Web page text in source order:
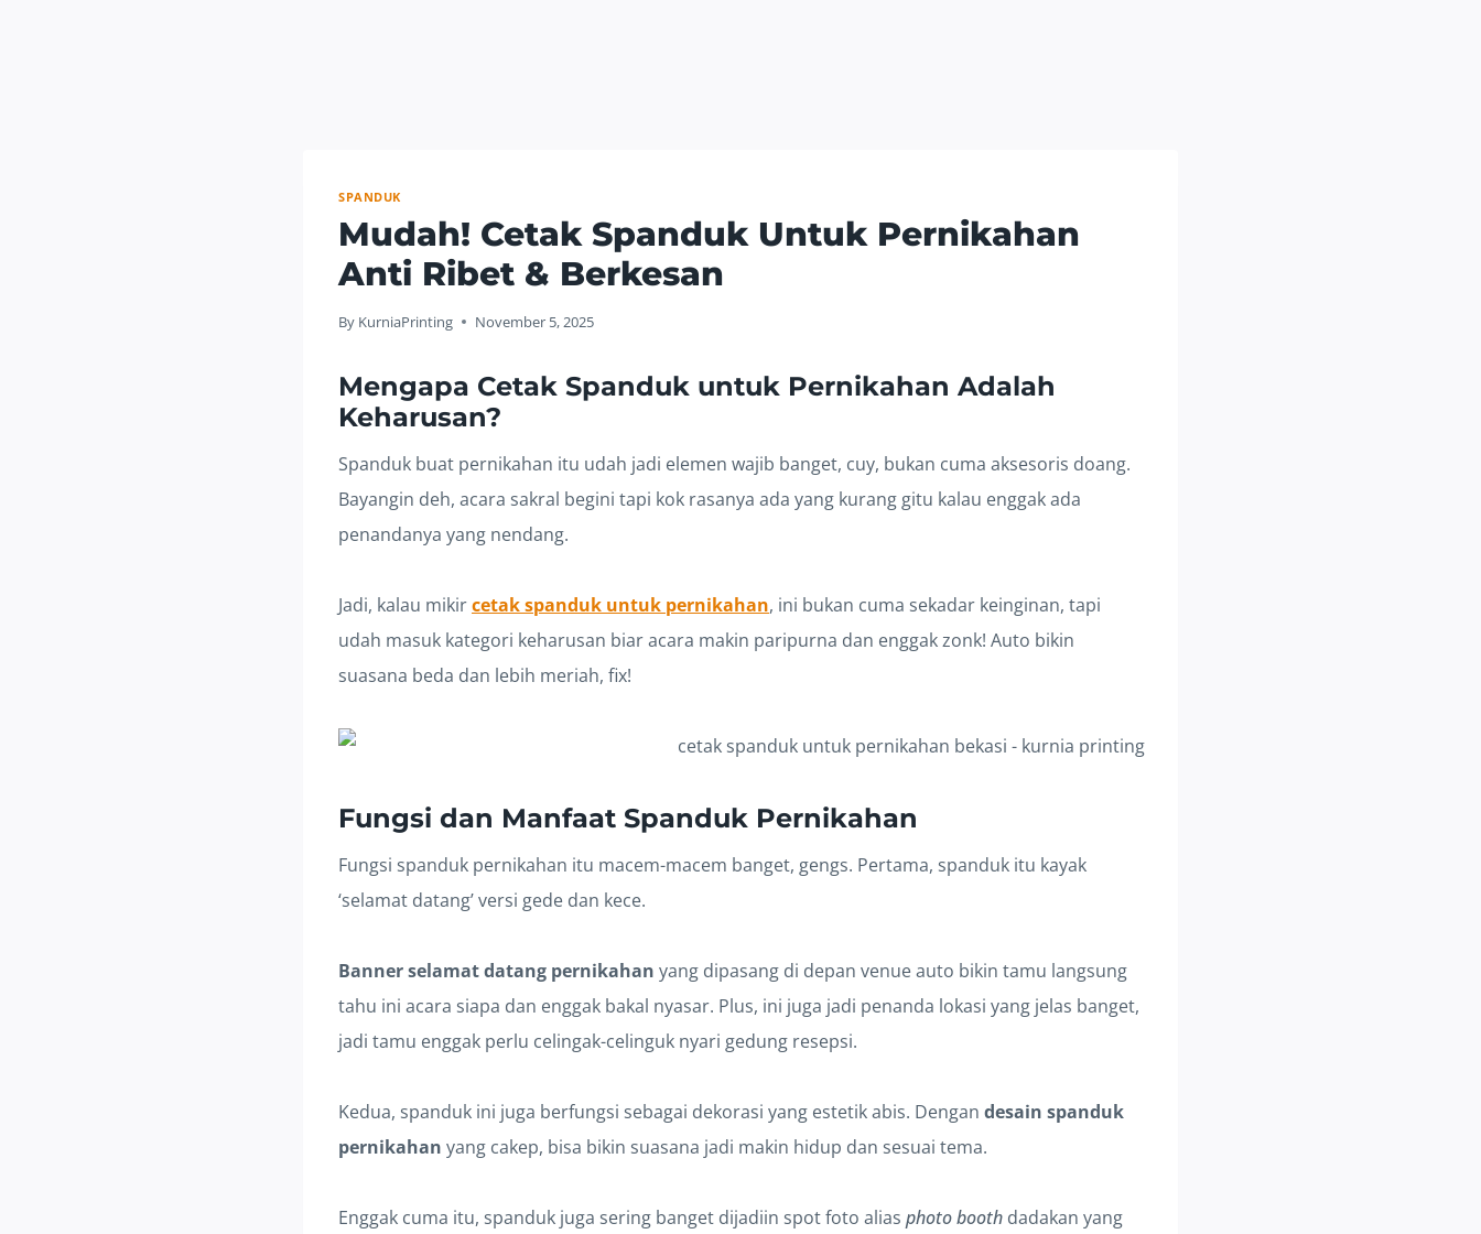
SPANDUK
Mudah! Cetak Spanduk Untuk Pernikahan
Anti Ribet & Berkesan
By KurniaPrinting November 5, 2025
Mengapa Cetak Spanduk untuk Pernikahan Adalah
Keharusan?
Spanduk buat pernikahan itu udah jadi elemen wajib banget, cuy, bukan cuma aksesoris doang.
Bayangin deh, acara sakral begini tapi kok rasanya ada yang kurang gitu kalau enggak ada
penandanya yang nendang.
Jadi, kalau mikircetak spanduk untuk pernikahan, ini bukan cuma sekadar keinginan, tapi
udah masuk kategori keharusan biar acara makin paripurna dan enggak zonk! Auto bikin
suasana beda dan lebih meriah, fix!
Fungsi dan Manfaat Spanduk Pernikahan
Fungsi spanduk pernikahan itu macem-macem banget, gengs. Pertama, spanduk itu kayak
‘selamat datang’ versi gede dan kece.
Banner selamat datang pernikahan yang dipasang di depan venue auto bikin tamu langsung
tahu ini acara siapa dan enggak bakal nyasar. Plus, ini juga jadi penanda lokasi yang jelas banget,
jadi tamu enggak perlu celingak-celinguk nyari gedung resepsi.
Kedua, spanduk ini juga berfungsi sebagai dekorasi yang estetik abis. Dengan desain spanduk
pernikahan yang cakep, bisa bikin suasana jadi makin hidup dan sesuai tema.
Enggak cuma itu, spanduk juga sering banget dijadiin spot foto alias photo booth dadakan yang